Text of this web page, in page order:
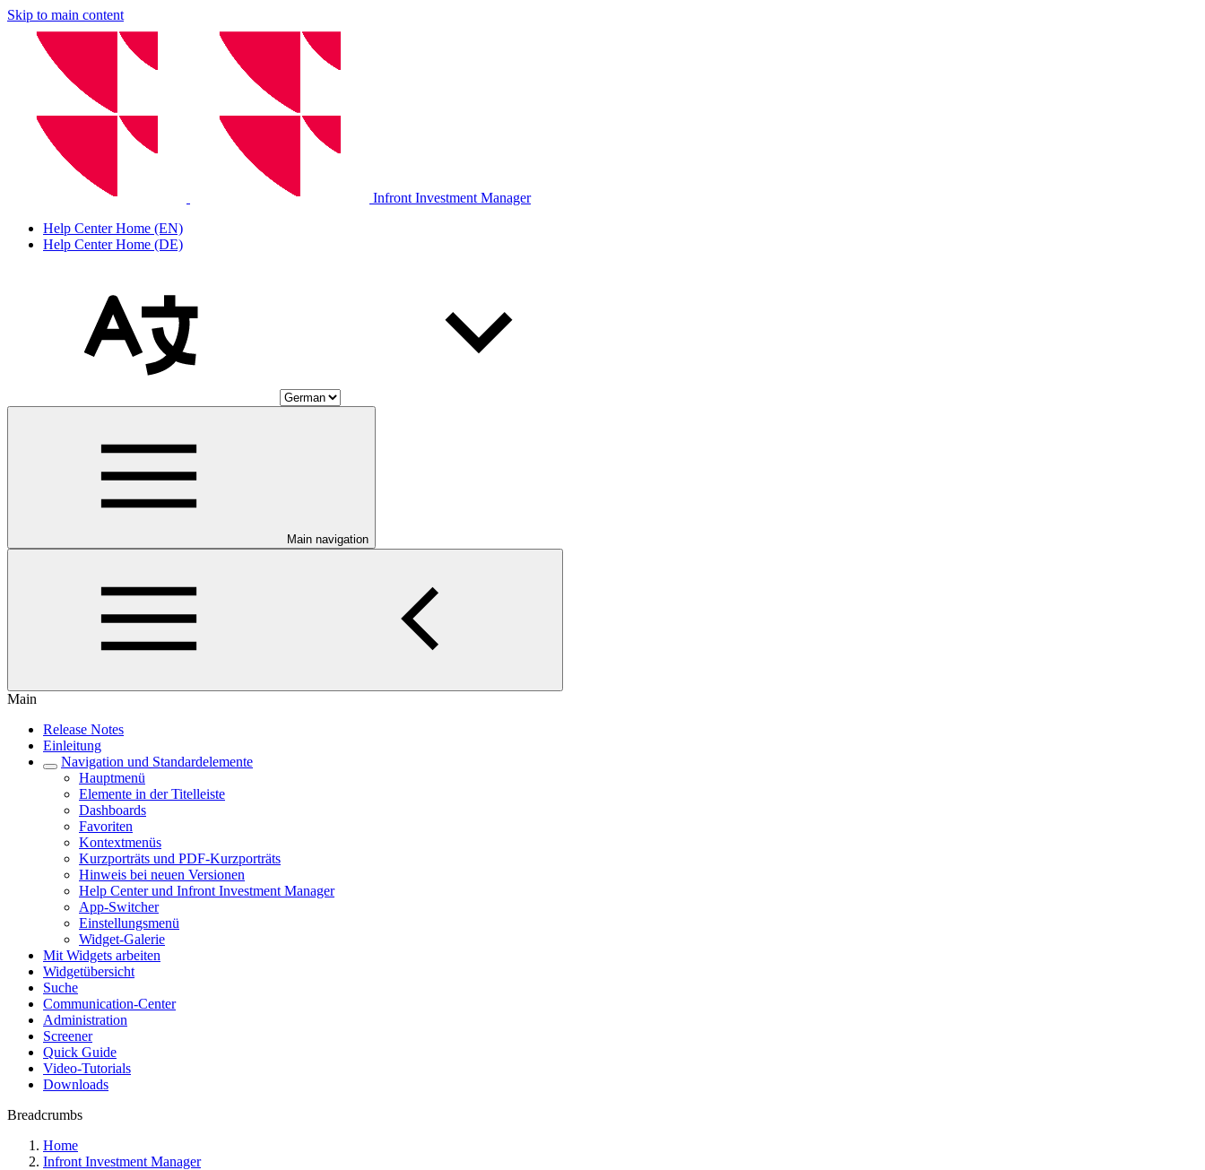
Skip to main content
Infront Investment Manager
Help Center Home (EN)
Help Center Home (DE)
Main navigation
Main
Release Notes
Einleitung
Navigation und Standardelemente
Hauptmenü
Elemente in der Titelleiste
Dashboards
Favoriten
Kontextmenüs
Kurzporträts und PDF-Kurzporträts
Hinweis bei neuen Versionen
Help Center und Infront Investment Manager
App-Switcher
Einstellungsmenü
Widget-Galerie
Mit Widgets arbeiten
Widgetübersicht
Suche
Communication-Center
Administration
Screener
Quick Guide
Video-Tutorials
Downloads
Breadcrumbs
Home
Infront Investment Manager